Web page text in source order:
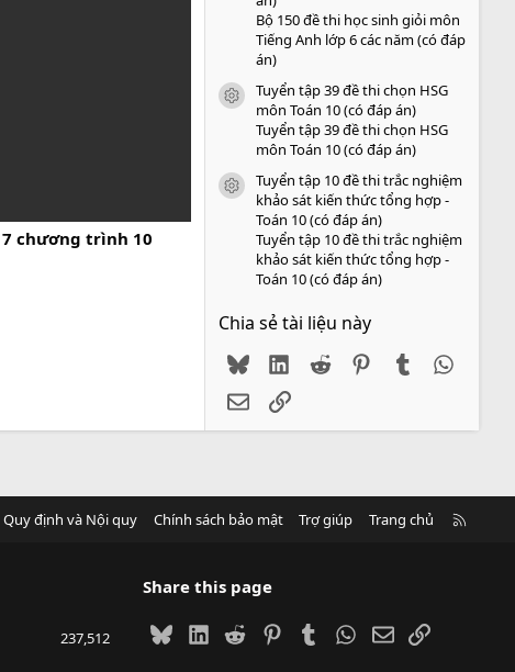
7 chương trình 10
Bộ 150 đề thi học sinh giỏi môn
Tiếng Anh lớp 6 các năm (có đáp
án)
icon tài liệu
Tuyển tập 39 đề thi chọn HSG
môn Toán 10 (có đáp án)
Tuyển tập 39 đề thi chọn HSG
môn Toán 10 (có đáp án)
icon tài liệu
Tuyển tập 10 đề thi trắc nghiệm
khảo sát kiến thức tổng hợp -
Toán 10 (có đáp án)
Tuyển tập 10 đề thi trắc nghiệm
khảo sát kiến thức tổng hợp -
Toán 10 (có đáp án)
Chia sẻ tài liệu này
BlueskyLinkedIn
Reddit PinterestTumblr
EmailLink
Quy định và Nội quy Chính sách bảo mật Trợ giúp Trang chủ
237,512
Share this page
BlueskyLinkedIn
Reddit PinterestTumblrWhatsApp
EmailLink